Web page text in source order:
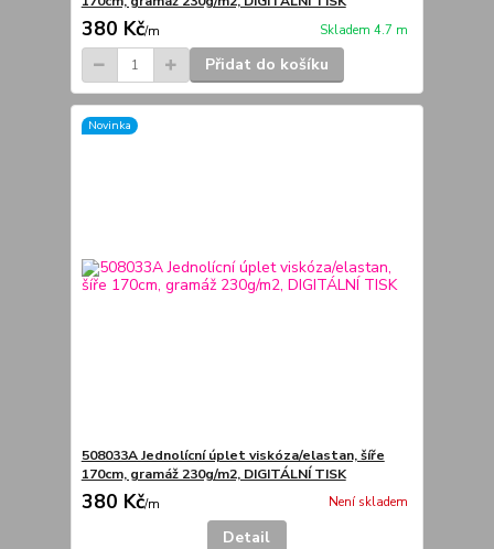
380 Kč/m Skladem 4.7 m
Přidat do košíku
Novinka
508033A Jednolícní úplet viskóza/elastan, šíře
170cm, gramáž 230g/m2, DIGITÁLNÍ TISK
380 Kč/m Není skladem
Detail